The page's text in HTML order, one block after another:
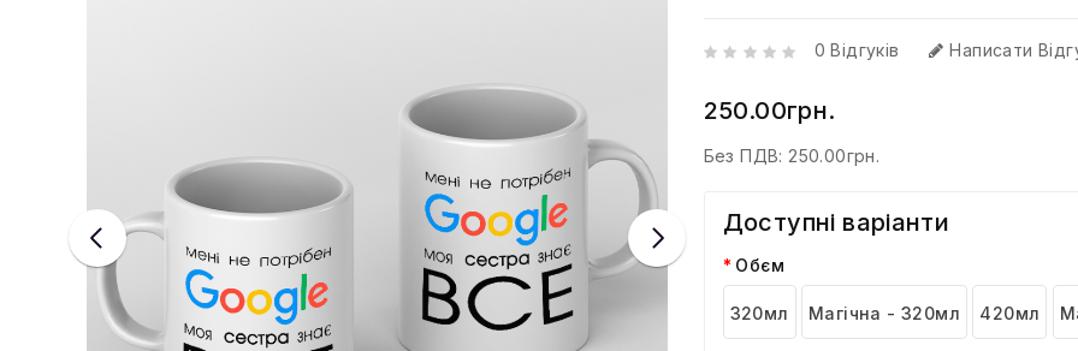
0 Відгуків Написати
250.00грн.
Без ПДВ: 250.00грн.
Доступні варіанти
Обєм
320мл Магічна - 320мл 420мл